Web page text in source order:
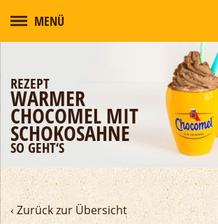
MENÜ
REZEPT
WARMER
CHOCOMEL MIT
SCHOKOSAHNE
SO GEHT‘S
‹ Zurück zur Übersicht